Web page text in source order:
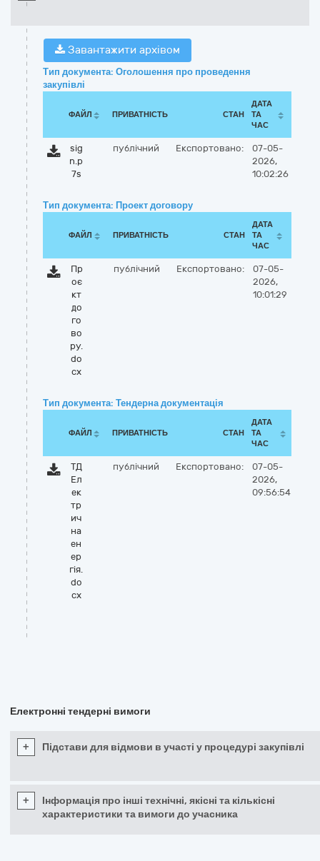
Завантажити архівом
Тип документа: Оголошення про проведення
закупівлі
ФАЙЛ ПРИВАТНІСТЬ СТАН
ДАТА
ТА
ЧАС
sig
n.p
7s
публічний Експортовано:
07-05-
2026,
10:02:26
Тип документа: Проект договору
ФАЙЛ ПРИВАТНІСТЬ СТАН
ДАТА
ТА
ЧАС
Пр
оє
кт
до
го
во
ру.
do
cx
публічний Експортовано:
07-05-
2026,
10:01:29
Тип документа: Тендерна документація
ФАЙЛ ПРИВАТНІСТЬ СТАН
ДАТА
ТА
ЧАС
ТД
Ел
ек
тр
ич
на
ен
ер
гія.
do
cx
публічний Експортовано:
07-05-
2026,
09:56:54
Електронні тендерні вимоги
+ Підстави для відмови в участі у процедурі закупівлі
+
Інформація про інші технічні, якісні та кількісні
характеристики та вимоги до учасника